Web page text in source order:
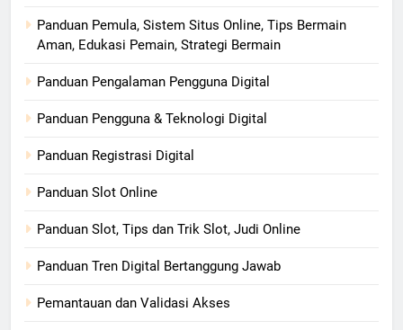
Panduan Pemula, Sistem Situs Online, Tips Bermain
Aman, Edukasi Pemain, Strategi Bermain
Panduan Pengalaman Pengguna Digital
Panduan Pengguna & Teknologi Digital
Panduan Registrasi Digital
Panduan Slot Online
Panduan Slot, Tips dan Trik Slot, Judi Online
Panduan Tren Digital Bertanggung Jawab
Pemantauan dan Validasi Akses